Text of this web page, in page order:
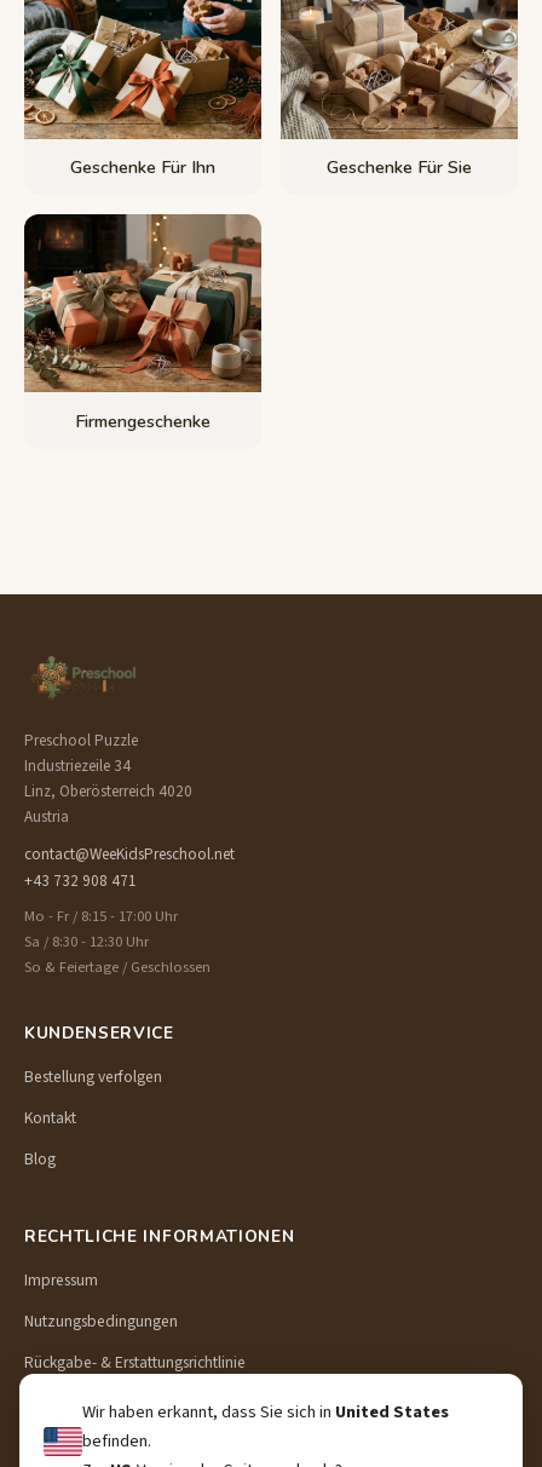
Wir haben erkannt, dass Sie sich in United States
befinden.
Geschenke Für Ihn Geschenke Für Sie
Firmengeschenke
Preschool Puzzle
Industriezeile 34
Linz, Oberösterreich 4020
Austria
contact@WeeKidsPreschool.net
+43 732 908 471
Mo - Fr / 8:15 - 17:00 Uhr
Sa / 8:30 - 12:30 Uhr
So & Feiertage / Geschlossen
KUNDENSERVICE
Bestellung verfolgen
Kontakt
Blog
RECHTLICHE INFORMATIONEN
Impressum
Nutzungsbedingungen
Rückgabe- & Erstattungsrichtlinie
Lieferung & Versand
Datenschutzerklärung